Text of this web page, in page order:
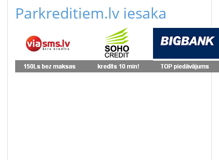
Parkreditiem.lv iesaka